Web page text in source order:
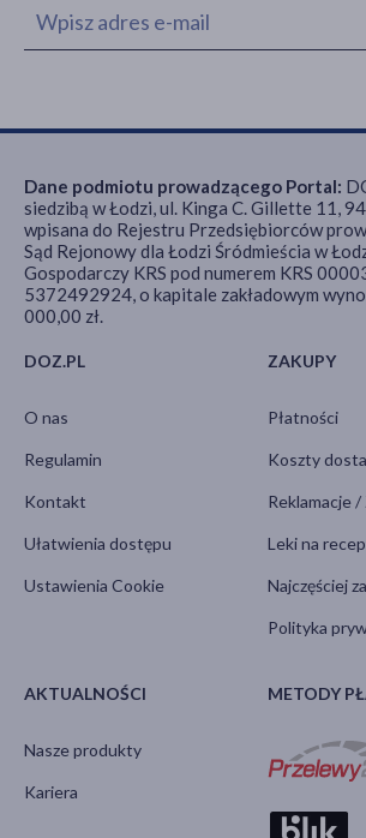
DOZ.PL
O nas
Regulamin
Kontakt
Ułatwienia dostępu
Ustawienia Cookie
ZAKUPY
Płatności
Koszty
Reklamacje
Leki na
Najczęściej
Polityka
AKTUALNOŚCI
Nasze produkty
Kariera
METODY
Dane podmiotu prowadzącego Portal:
siedzibą w Łodzi, ul. Kinga C. Gillette 11,
wpisana do Rejestru Przedsiębiorców
Sąd Rejonowy dla Łodzi Śródmieścia w
Gospodarczy KRS pod numerem KRS
5372492924, o kapitale zakładowym
000,00 zł.